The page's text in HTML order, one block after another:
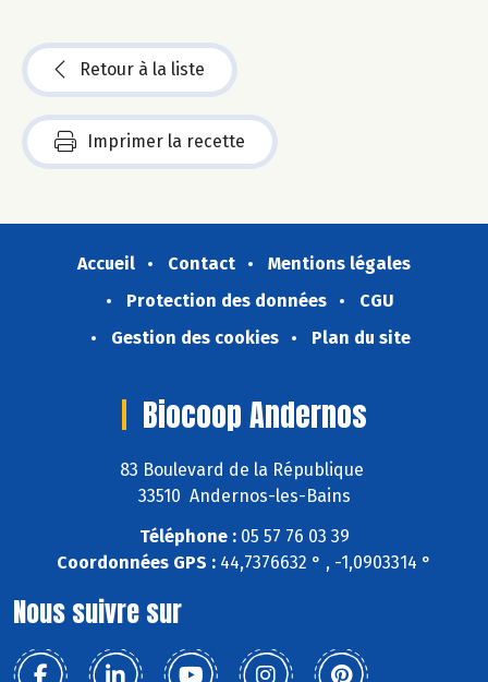
Retour à la liste
Imprimer la recette
Accueil Contact
Mentions légales
Protection des données
CGU
Gestion des cookies
Plan du site
Biocoop Andernos
83 Boulevard de la République
33510 Andernos-les-Bains
Téléphone :05 57 76 03 39
Coordonnées GPS : 44,7376632 ° , -1,0903314 °
Nous suivre sur